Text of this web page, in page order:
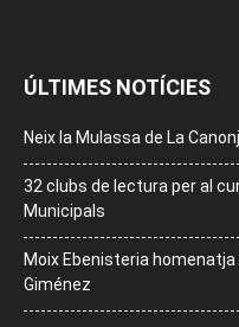
ÚLTIMES NOTÍCIES
Neix la Mulassa de La
32 clubs de lectura per al
Municipals
Moix Ebenisteria
Giménez